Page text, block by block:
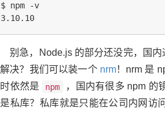
$ npm -v
别急，Node.js 的部分还没完，国
决？我们可以装一个 nrm！nrm 是
依然是
npm ，国内有很多 npm 的
私库？私库就是只能在公司内网访